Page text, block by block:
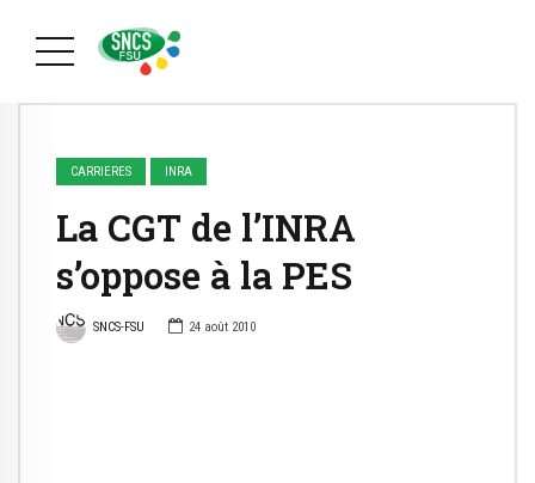
CARRIERES INRA
La CGT de l’INRA
s’oppose à la PES
SNCS-FSU 24 août 2010